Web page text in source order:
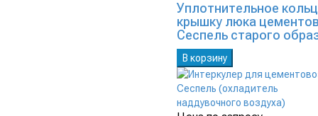
Уплотнительное
крышку люка
Сеспель старого
В корзину